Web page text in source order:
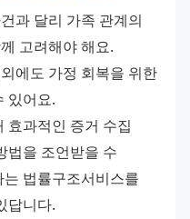
과 달리 가족 관계의
고려해야 해요.
에도 가정 회복을 위한
있어요.
효과적인 증거 수집
법을 조언받을 수
법률구조서비스를
답니다.